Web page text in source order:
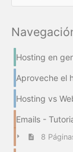
Hosting en
Aproveche el
Hosting vs
Emails -
8